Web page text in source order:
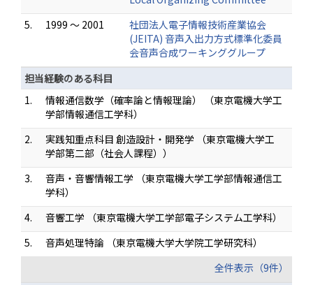
5.
1999 ～ 2001
社団法人電子情報技術産業協会
(JEITA) 音声入出力方式標準化委員
会音声合成ワーキンググループ
担当経験のある科目
1.
情報通信数学（確率論と情報理論） （東京電機大学工
学部情報通信工学科）
2.
実践知重点科目 創造設計・開発学 （東京電機大学工
学部第二部（社会人課程））
3.
音声・音響情報工学 （東京電機大学工学部情報通信工
学科）
4.
音響工学 （東京電機大学工学部電子システム工学科）
5.
音声処理特論 （東京電機大学大学院工学研究科）
全件表示（9件）